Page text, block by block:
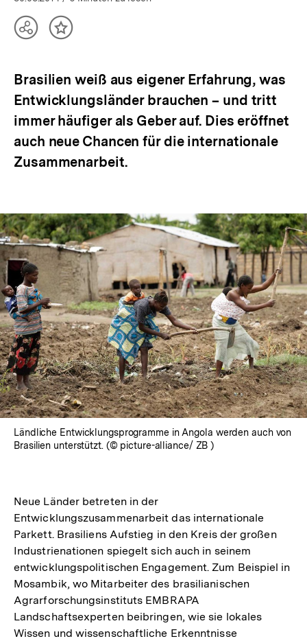
TeilenInhalt
Brasilien weiß aus eigener Erfahrung, was
Entwicklungsländer brauchen – und tritt
immer häufiger als Geber auf. Dies eröffnet
auch neue Chancen für die internationale
Zusammenarbeit.
Ländliche Entwicklungsprogramme in Angola werden auch von
Brasilien unterstützt. (© picture-alliance/ ZB )
Neue Länder betreten in der
Entwicklungszusammenarbeit das internationale
Parkett. Brasiliens Aufstieg in den Kreis der großen
Industrienationen spiegelt sich auch in seinem
entwicklungspolitischen Engagement. Zum Beispiel in
Mosambik, wo Mitarbeiter des brasilianischen
Agrarforschungsinstituts EMBRAPA
Landschaftsexperten beibringen, wie sie lokales
Wissen und wissenschaftliche Erkenntnisse